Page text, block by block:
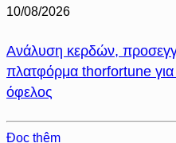
10/08/2026
Ανάλυση κερδών,
πλατφόρμα thorfortune για
όφελος
Đọc thêm